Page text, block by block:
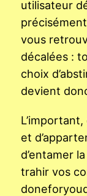
utilisateur
vous
décalées :
choix
devient
et
d’entamer
trahir vos